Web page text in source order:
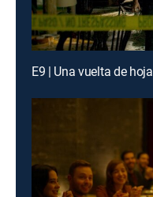
E9 | Una vuelta de hoja